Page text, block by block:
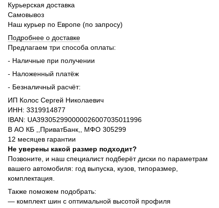
Курьерская доставка
Самовывоз
Наш курьер по Европе (по запросу)
Подробнее о доставке
Предлагаем три способа оплаты:
- Наличные при получении
- Наложенный платёж
- Безналичный расчёт:
ИП Колос Сергей Николаевич
ИНН: 3319914877
IBAN: UA393052990000026007035011996
В АО КБ ,,ПриватБанк,, МФО 305299
12 месяцев гарантии
Не уверены какой размер подходит?
Позвоните, и наш специалист подберёт диски по параметрам
вашего автомобиля: год выпуска, кузов, типоразмер,
комплектация.
Также поможем подобрать:
— комплект шин с оптимальной высотой профиля